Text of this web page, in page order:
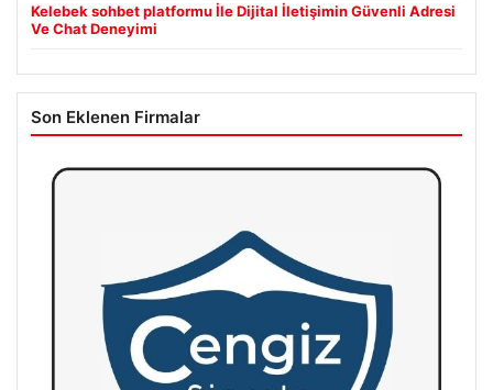
Kelebek sohbet platformu İle Dijital İletişimin Güvenli Adresi
Ve Chat Deneyimi
Son Eklenen Firmalar